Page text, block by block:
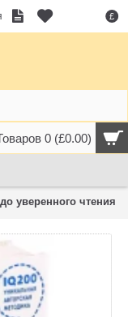
£
0 (£0.00)
уверенного чтения